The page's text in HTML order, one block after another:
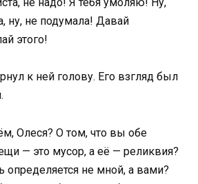
ну, не подумала! Давай
этого!
к ней голову. Его взгляд был
Олеся? О том, что вы обе
— это мусор, а её — реликвия?
определяется не мной, а вами?